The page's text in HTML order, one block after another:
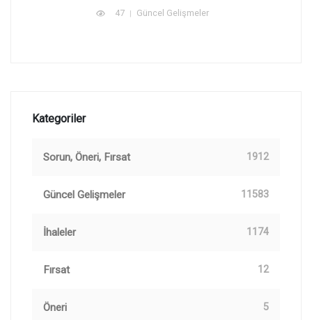
47 Güncel Gelişmeler
Kategoriler
Sorun, Öneri, Fırsat 1912
Güncel Gelişmeler 11583
İhaleler 1174
Fırsat 12
Öneri 5